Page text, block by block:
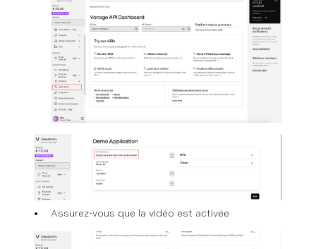
Assurez-vous que la vidéo est activée